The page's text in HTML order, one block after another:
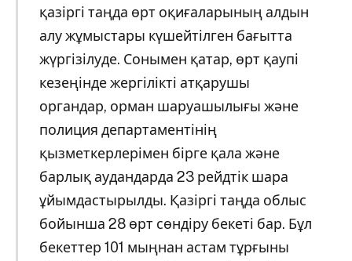
қазіргі таңда өрт оқиғаларының алдын
алу жұмыстары күшейтілген бағытта
жүргізілуде. Сонымен қатар, өрт қаупі
кезеңінде жергілікті атқарушы
органдар, орман шаруашылығы және
полиция департаментінің
қызметкерлерімен бірге қала және
барлық аудандарда 23 рейдтік шара
ұйымдастырылды. Қазіргі таңда облыс
бойынша 28 өрт сөндіру бекеті бар. Бұл
бекеттер 101 мыңнан астам тұрғыны